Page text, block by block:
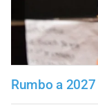
Rumbo a 2027